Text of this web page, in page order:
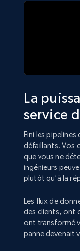
La
service
Fini les
défaillants. Vos
que vous ne
ingénieurs
plutôt qu’à la
Les flux de
des clients, ont
ont transformé
panne devenait